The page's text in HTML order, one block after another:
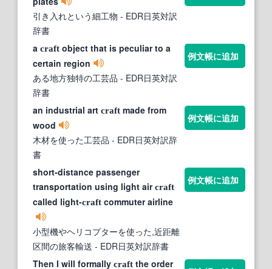
引き入れという細工物 - EDR日英対訳
辞書
a craft object that is peculiar to a
certain region
ある地方独特の工芸品 - EDR日英対訳
辞書
例文帳に追加
an industrial art craft made from
wood
木材を使った工芸品 - EDR日英対訳辞
書
例文帳に追加
short-distance passenger
transportation using light aircraft
called light-craft commuter airline
小型機やヘリコプターを使った,近距離
区間の旅客輸送 - EDR日英対訳辞書
例文帳に追加
Then I will formally craft the order